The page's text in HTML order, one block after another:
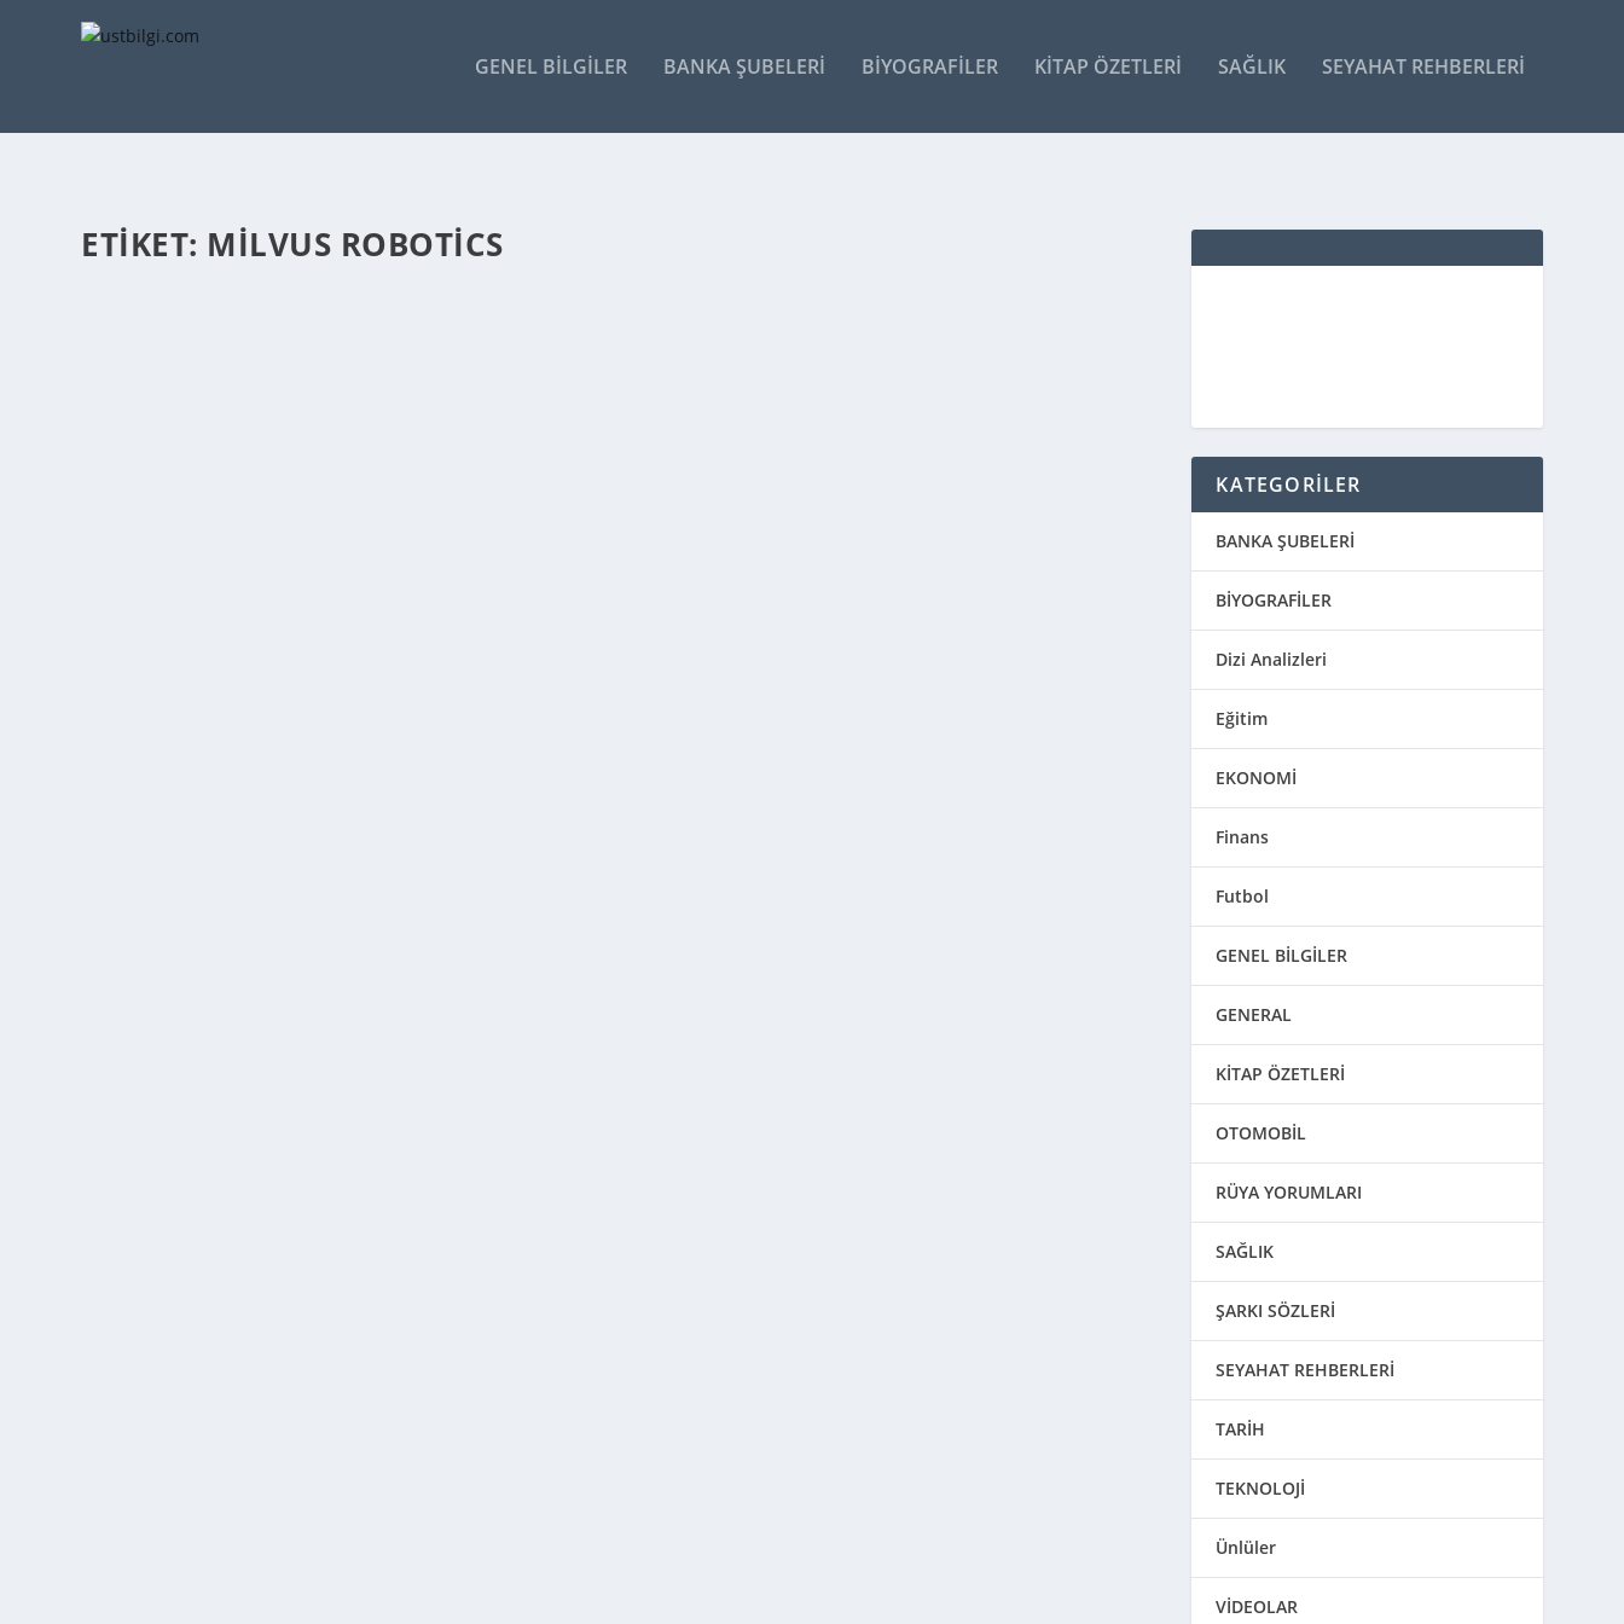
GENEL BILGILER BANKA ŞUBELERI BIYOGRAFILER KITAP ÖZETLERI SAĞLIK SEYAHAT REHBERLERI
ETIKET: MILVUS ROBOTICS
KATEGORİLER
BANKA ŞUBELERİ
BİYOGRAFİLER
Dizi Analizleri
Eğitim
EKONOMİ
Finans
Futbol
GENEL BİLGİLER
GENERAL
KİTAP ÖZETLERİ
OTOMOBİL
RÜYA YORUMLARI
SAĞLIK
ŞARKI SÖZLERİ
SEYAHAT REHBERLERİ
TARİH
TEKNOLOJİ
Ünlüler
VİDEOLAR